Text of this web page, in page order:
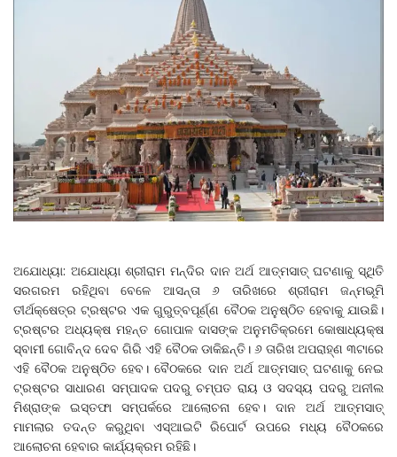
ଅଯୋଧ୍ୟା: ଅଯୋଧ୍ୟା ଶ୍ରୀରାମ ମନ୍ଦିର ଦାନ ଅର୍ଥ ଆତ୍ମସାତ୍‌ ଘଟଣାକୁ ସ୍ଥିତି
ସରଗରମ ରହିଥିବା ବେଳେ ଆସନ୍ତା ୬ ତାରିଖରେ ଶ୍ରୀରାମ ଜନ୍ମଭୂମି
ତୀର୍ଥକ୍ଷେତ୍ର ଟ୍ରଷ୍ଟର ଏକ ଗୁରୁତ୍ବପୂର୍ଣ୍ଣ ବୈଠକ ଅନୁଷ୍ଠିତ ହେବାକୁ ଯାଉଛି।
ଟ୍ରଷ୍ଟର ଅଧ୍ୟକ୍ଷ ମହନ୍ତ ଗୋପାଳ ଦାସଙ୍କ ଅନୁମତିକ୍ରମେ କୋଷାଧ୍ୟକ୍ଷ
ସ୍ବାମୀ ଗୋବିନ୍ଦ ଦେବ ଗିରି ଏହି ବୈଠକ ଡାକିଛନ୍ତି। ୬ ତାରିଖ ଅପରାହ୍ଣ ୩ଟାରେ
ଏହି ବୈଠକ ଅନୁଷ୍ଠିତ ହେବ। ବୈଠକରେ ଦାନ ଅର୍ଥ ଆତ୍ମସାତ୍‌ ଘଟଣାକୁ ନେଇ
ଟ୍ରଷ୍ଟର ସାଧାରଣ ସମ୍ପାଦକ ପଦରୁ ଚମ୍ପତ ରାୟ ଓ ସଦସ୍ୟ ପଦରୁ ଅନୀଲ
ମିଶ୍ରାଙ୍କ ଇସ୍ତଫା ସମ୍ପର୍କରେ ଆଲୋଚନା ହେବ। ଦାନ ଅର୍ଥ ଆତ୍ମସାତ୍‌
ମାମଲାର ତଦନ୍ତ କରୁଥିବା ଏସ୍‌ଆଇଟି ରିପୋର୍ଟ ଉପରେ ମଧ୍ୟ ବୈଠକରେ
ଆଲୋଚନା ହେବାର କାର୍ଯ୍ୟକ୍ରମ ରହିଛି।